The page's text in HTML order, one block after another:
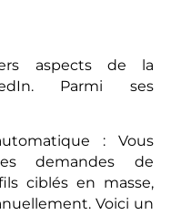
aspects de la
Parmi ses
: Vous
demandes de
ciblés en masse,
Voici un